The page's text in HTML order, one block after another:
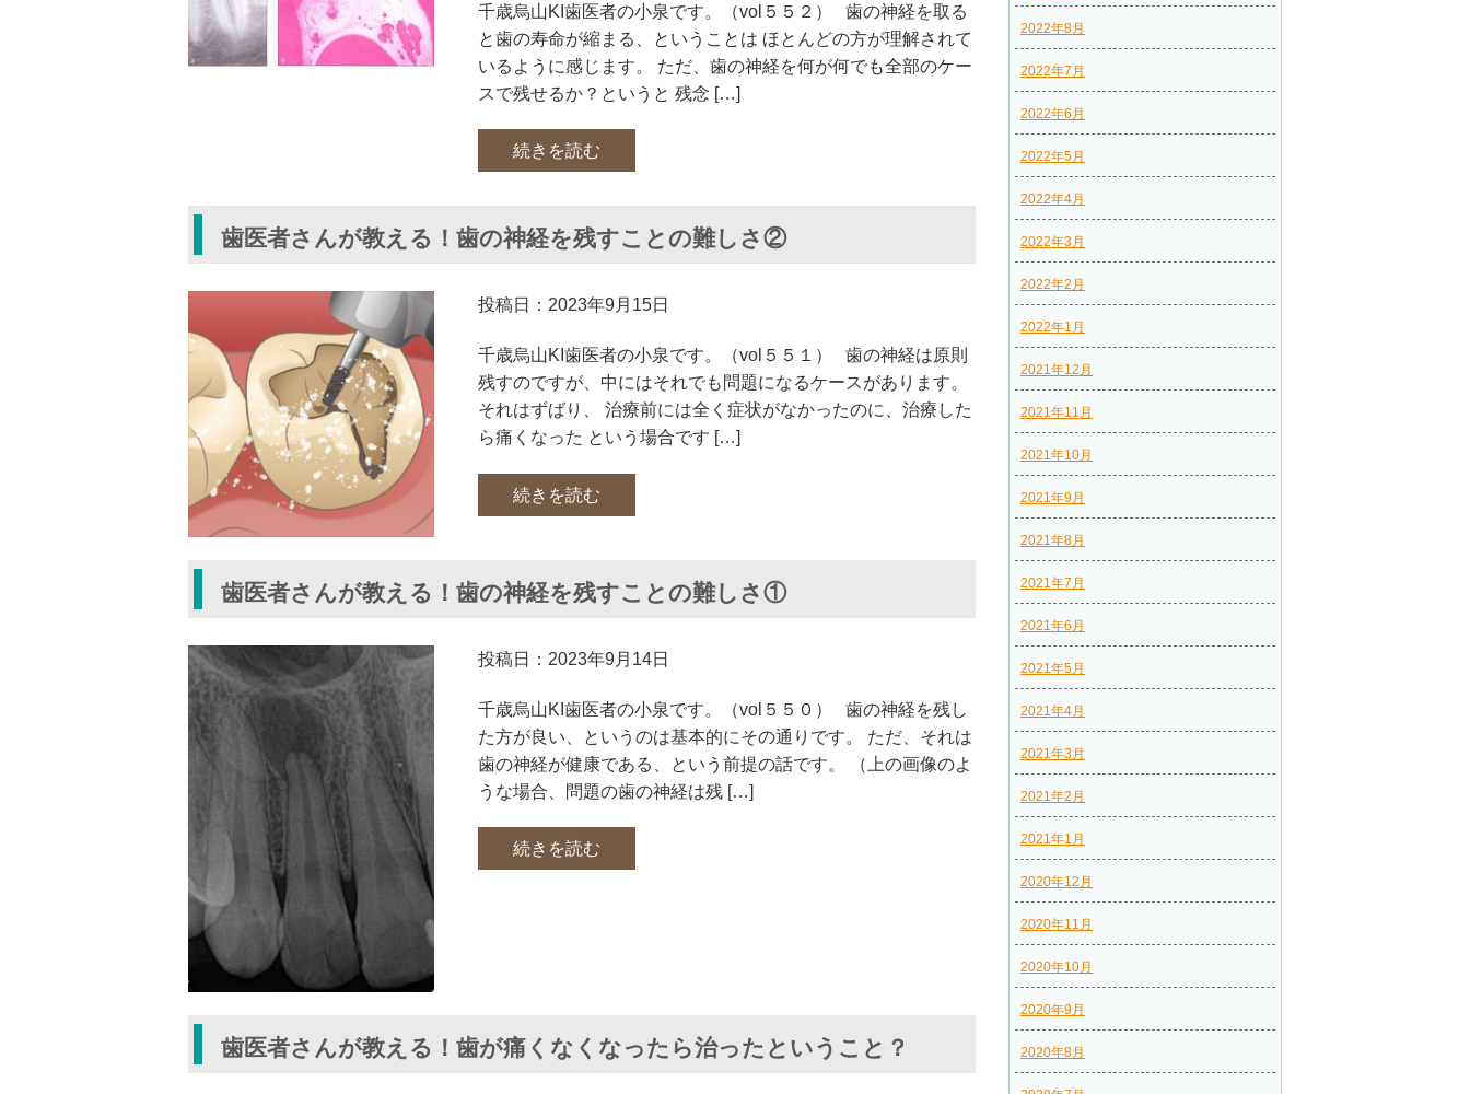
千歳烏山KI歯医者の小泉です。（vol５５２） 歯の神経を取る
と歯の寿命が縮まる、ということは ほとんどの方が理解されて
いるように感じます。 ただ、歯の神経を何が何でも全部のケー
スで残せるか？というと 残念 […]
続きを読む
歯医者さんが教える！歯の神経を残すことの難しさ②
投稿日：2023年9月15日
千歳烏山KI歯医者の小泉です。（vol５５１） 歯の神経は原則
残すのですが、中にはそれでも問題になるケースがあります。
それはずばり、 治療前には全く症状がなかったのに、治療した
ら痛くなった という場合です […]
続きを読む
歯医者さんが教える！歯の神経を残すことの難しさ①
投稿日：2023年9月14日
千歳烏山KI歯医者の小泉です。（vol５５０） 歯の神経を残し
た方が良い、というのは基本的にその通りです。 ただ、それは
歯の神経が健康である、という前提の話です。 （上の画像のよ
うな場合、問題の歯の神経は残 […]
続きを読む
歯医者さんが教える！歯が痛くなくなったら治ったということ？
2022年8月
2022年7月
2022年6月
2022年5月
2022年4月
2022年3月
2022年2月
2022年1月
2021年12月
2021年11月
2021年10月
2021年9月
2021年8月
2021年7月
2021年6月
2021年5月
2021年4月
2021年3月
2021年2月
2021年1月
2020年12月
2020年11月
2020年10月
2020年9月
2020年8月